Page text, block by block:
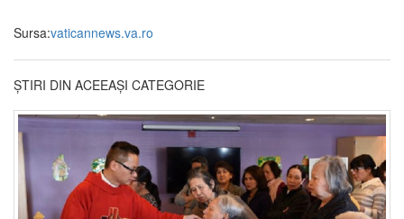
Sursa:vaticannews.va.ro
ȘTIRI DIN ACEEAȘI CATEGORIE